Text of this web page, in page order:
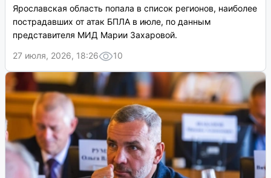
Ярославская область попала в список регионов, наиболее
пострадавших от атак БПЛА в июле, по данным
представителя МИД Марии Захаровой.
27 июля, 2026, 18:26
10